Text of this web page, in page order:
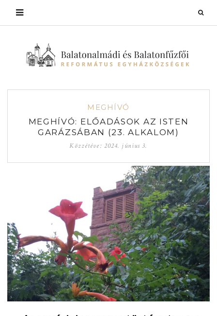
MEGHÍVÓ
MEGHÍVÓ: ELŐADÁSOK AZ ISTEN
GARÁZSÁBAN (23. ALKALOM)
Közzétéve: 2024. június 3.